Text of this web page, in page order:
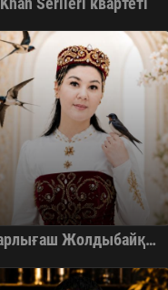
Қарлығаш Жолдыбайқызы